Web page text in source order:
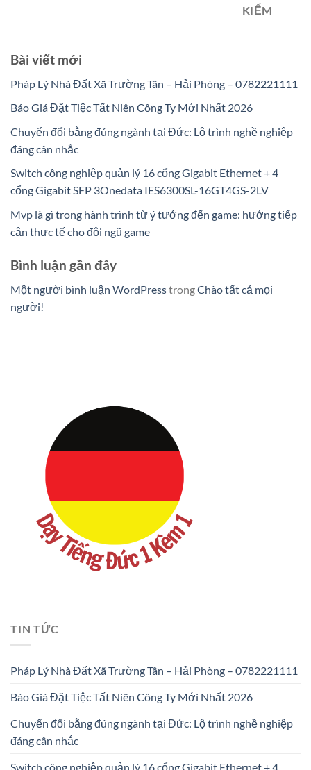
KIẾM
Bài viết mới
Pháp Lý Nhà Đất Xã Trường Tân – Hải Phòng – 0782221111
Báo Giá Đặt Tiệc Tất Niên Công Ty Mới Nhất 2026
Chuyển đổi bằng đúng ngành tại Đức: Lộ trình nghề nghiệp
đáng cân nhắc
Switch công nghiệp quản lý 16 cổng Gigabit Ethernet + 4
cổng Gigabit SFP 3Onedata IES6300SL-16GT4GS-2LV
Mvp là gì trong hành trình từ ý tưởng đến game: hướng tiếp
cận thực tế cho đội ngũ game
Bình luận gần đây
Một người bình luận WordPresstrongChào tất cả mọi
người!
TIN TỨC
Pháp Lý Nhà Đất Xã Trường Tân – Hải Phòng – 0782221111
Báo Giá Đặt Tiệc Tất Niên Công Ty Mới Nhất 2026
Chuyển đổi bằng đúng ngành tại Đức: Lộ trình nghề nghiệp
đáng cân nhắc
Switch công nghiệp quản lý 16 cổng Gigabit Ethernet + 4